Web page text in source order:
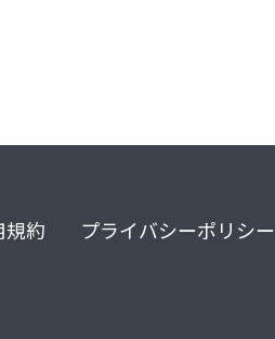
規約 プライバシーポリシー